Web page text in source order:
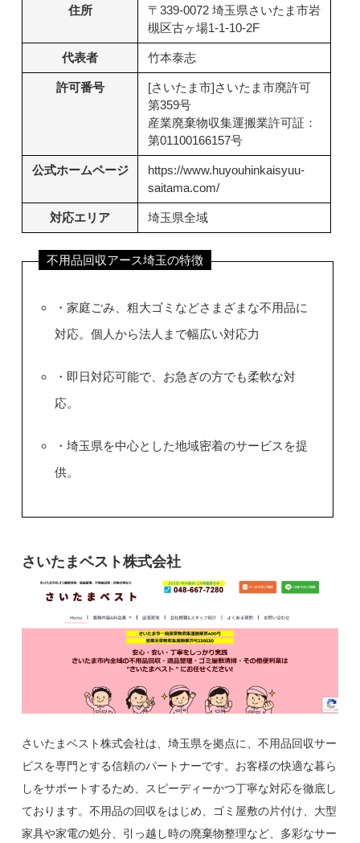
住所
〒339-0072 埼玉県さいたま市岩
槻区古ヶ場1-1-10-2F
代表者 竹本泰志
許可番号
[さいたま市]さいたま市廃許可
第359号
産業廃棄物収集運搬業許可証：
第01100166157号
公式ホームページ
https://www.huyouhinkaisyuu-
saitama.com/
対応エリア 埼玉県全域
不用品回収アース埼玉の特徴
・家庭ごみ、粗大ゴミなどさまざまな不用品に
対応。個人から法人まで幅広い対応力
・即日対応可能で、お急ぎの方でも柔軟な対
応。
・埼玉県を中心とした地域密着のサービスを提
供。
さいたまベスト株式会社
さいたまベスト株式会社は、埼玉県を拠点に、不用品回収サー
ビスを専門とする信頼のパートナーです。お客様の快適な暮ら
しをサポートするため、スピーディーかつ丁寧な対応を徹底し
ております。不用品の回収をはじめ、ゴミ屋敷の片付け、大型
家具や家電の処分、引っ越し時の廃棄物整理など、多彩なサー